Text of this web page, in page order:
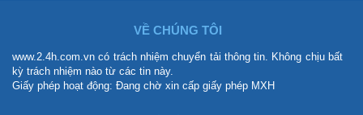
VỀ CHÚNG TÔI
www.2.4h.com.vn có trách nhiệm chuyển tải thông tin. Không chịu bất
kỳ trách nhiệm nào từ các tin này.
Giấy phép hoạt động: Đang chờ xin cấp giấy phép MXH